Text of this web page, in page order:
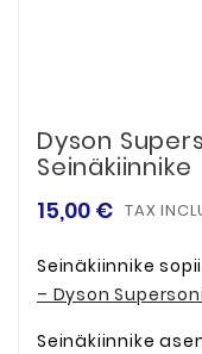
Dyson
Seinäkiinnike
15,00 € TAX
Seinäkiinnike
– Dyson
Seinäkiinnike